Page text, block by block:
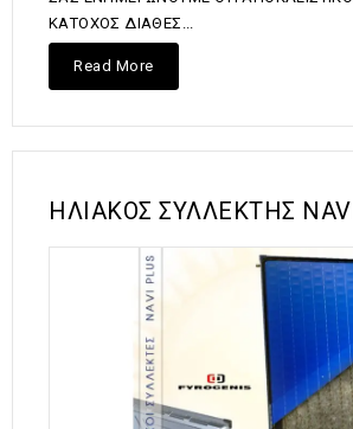
ΚΑΤΟΧΟΣ ΔΙΑΘΕΣ...
Read More
ΗΛΙΑΚΟΣ ΣΥΛΛΕΚΤΗΣ